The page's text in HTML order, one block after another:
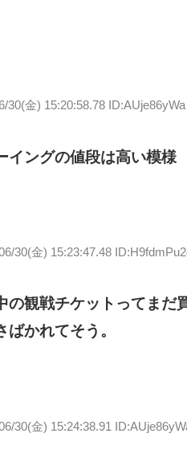
30(金) 15:20:58.78 ID:AUje86yWa
イングの値段は高い模様
30(金) 15:23:47.48
の観戦チケットってまだ
かれてそう。
30(金) 15:24:38.91